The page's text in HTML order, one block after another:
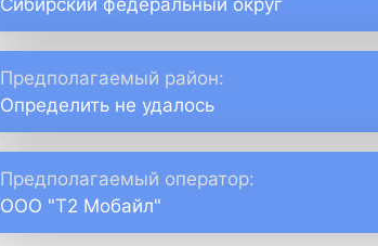
Сибирский федеральный округ
Предполагаемый район:
Определить не удалось
Предполагаемый оператор:
ООО "Т2 Мобайл"